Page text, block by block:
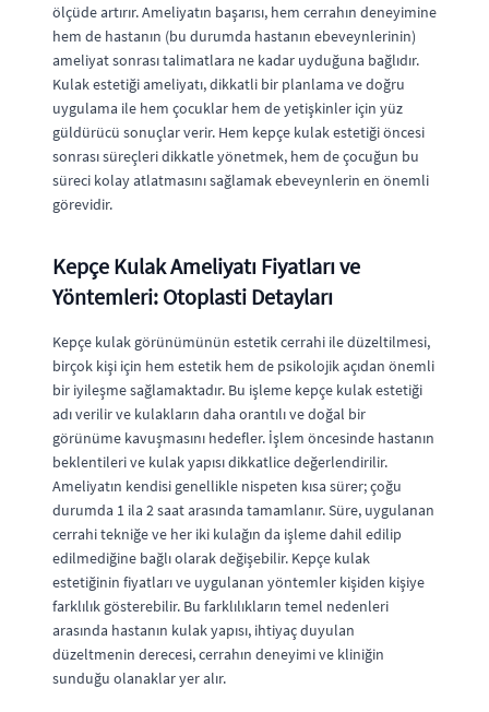
ölçüde artırır. Ameliyatın başarısı, hem cerrahın deneyimine
hem de hastanın (bu durumda hastanın ebeveynlerinin)
ameliyat sonrası talimatlara ne kadar uyduğuna bağlıdır.
Kulak estetiği ameliyatı, dikkatli bir planlama ve doğru
uygulama ile hem çocuklar hem de yetişkinler için yüz
güldürücü sonuçlar verir. Hem kepçe kulak estetiği öncesi
sonrası süreçleri dikkatle yönetmek, hem de çocuğun bu
süreci kolay atlatmasını sağlamak ebeveynlerin en önemli
görevidir.
Kepçe Kulak Ameliyatı Fiyatları ve
Yöntemleri: Otoplasti Detayları
Kepçe kulak görünümünün estetik cerrahi ile düzeltilmesi,
birçok kişi için hem estetik hem de psikolojik açıdan önemli
bir iyileşme sağlamaktadır. Bu işleme kepçe kulak estetiği
adı verilir ve kulakların daha orantılı ve doğal bir
görünüme kavuşmasını hedefler. İşlem öncesinde hastanın
beklentileri ve kulak yapısı dikkatlice değerlendirilir.
Ameliyatın kendisi genellikle nispeten kısa sürer; çoğu
durumda 1 ila 2 saat arasında tamamlanır. Süre, uygulanan
cerrahi tekniğe ve her iki kulağın da işleme dahil edilip
edilmediğine bağlı olarak değişebilir. Kepçe kulak
estetiğinin fiyatları ve uygulanan yöntemler kişiden kişiye
farklılık gösterebilir. Bu farklılıkların temel nedenleri
arasında hastanın kulak yapısı, ihtiyaç duyulan
düzeltmenin derecesi, cerrahın deneyimi ve kliniğin
sunduğu olanaklar yer alır.